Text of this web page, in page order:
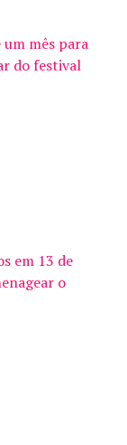
mês para
do festival
em 13 de
o